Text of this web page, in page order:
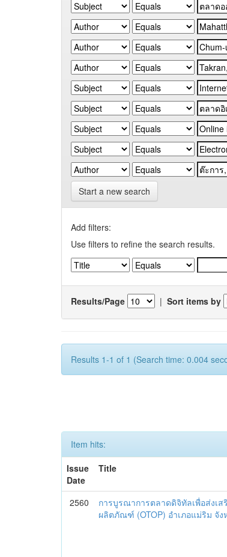
Start a new search
Add filters:
Use filters to refine the search results.
Results/Page | Sort items by
Results 1-1 of 1 (Search time: 0.004
Item hits:
Issue
Date
Title
2560
การบูรณาการตลาดดิจิทัลเพื่อส่ง
ผลิตภัณฑ์ (OTOP) อำเภอแม่ริม จัง